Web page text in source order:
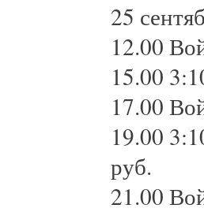
25
12.00
15.00
17.00
19.00
руб.
21.00